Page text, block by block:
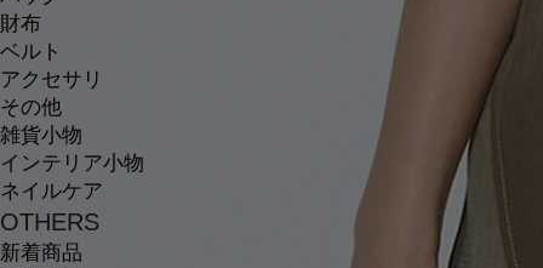
財布
ベルト
アクセサリ
その他
雑貨小物
インテリア小物
ネイルケア
OTHERS
新着商品